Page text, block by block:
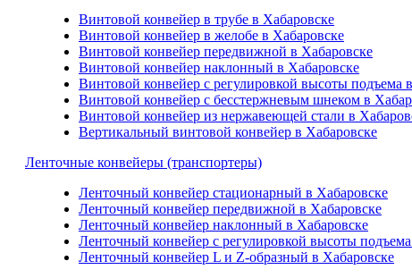
Винтовой конвейер в трубе в Хабаровске
Винтовой конвейер в желобе в Хабаровске
Винтовой конвейер передвижной в Хабаровске
Винтовой конвейер наклонный в Хабаровске
Винтовой конвейер с регулировкой высоты подъема
Винтовой конвейер с бесстержневым шнеком в
Винтовой конвейер из нержавеющей стали в
Вертикальный винтовой конвейер в Хабаровске
Ленточные конвейеры (транспортеры)
Ленточный конвейер стационарный в Хабаровске
Ленточный конвейер передвижной в Хабаровске
Ленточный конвейер наклонный в Хабаровске
Ленточный конвейер с регулировкой высоты
Ленточный конвейер L и Z-образный в Хабаровске